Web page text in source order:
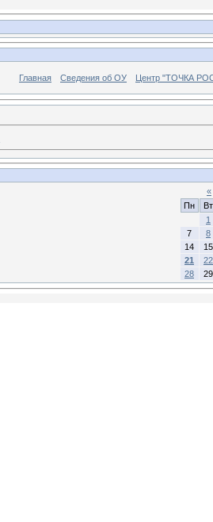
Главная Сведения об ОУ Центр "ТОЧКА
«
Пн
Вт
1
7
8
14
15
21
22
28
29